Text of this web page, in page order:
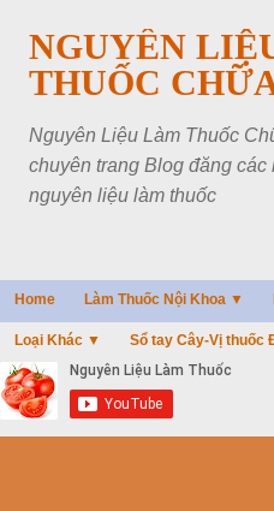
Chuyển đến
NGUYÊN
THUỐC
Nguyên Liệu Làm Thuốc
chuyên trang Blog đăng các
nguyên liệu làm thuốc
Home Làm Thuốc Nội Khoa ▼
Loại Khác ▼ Sổ tay Cây-Vị thuốc